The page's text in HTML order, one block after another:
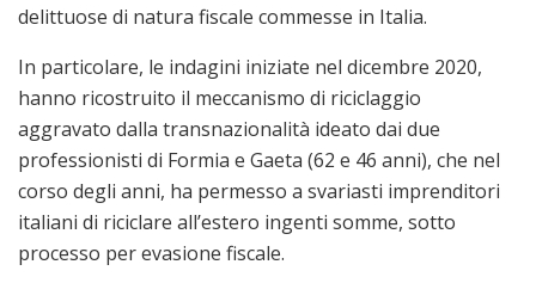
delittuose di natura fiscale commesse in Italia.
In particolare, le indagini iniziate nel dicembre 2020,
hanno ricostruito il meccanismo di riciclaggio
aggravato dalla transnazionalità ideato dai due
professionisti di Formia e Gaeta (62 e 46 anni), che nel
corso degli anni, ha permesso a svariasti imprenditori
italiani di riciclare all’estero ingenti somme, sotto
processo per evasione fiscale.